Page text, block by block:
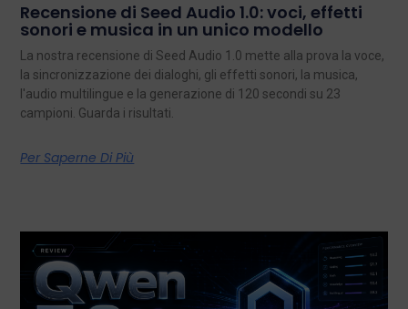
Recensione di Seed Audio 1.0: voci, effetti
sonori e musica in un unico modello
La nostra recensione di Seed Audio 1.0 mette alla prova la voce,
la sincronizzazione dei dialoghi, gli effetti sonori, la musica,
l'audio multilingue e la generazione di 120 secondi su 23
campioni. Guarda i risultati.
Per Saperne Di Più